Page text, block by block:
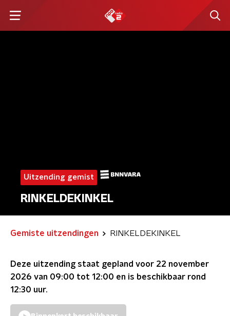
Uitzending gemist
RINKELDEKINKEL
Gemiste uitzendingen RINKELDEKINKEL
Deze uitzending staat gepland voor 22 november
2026 van 09:00 tot 12:00 en is beschikbaar rond
12:30 uur.